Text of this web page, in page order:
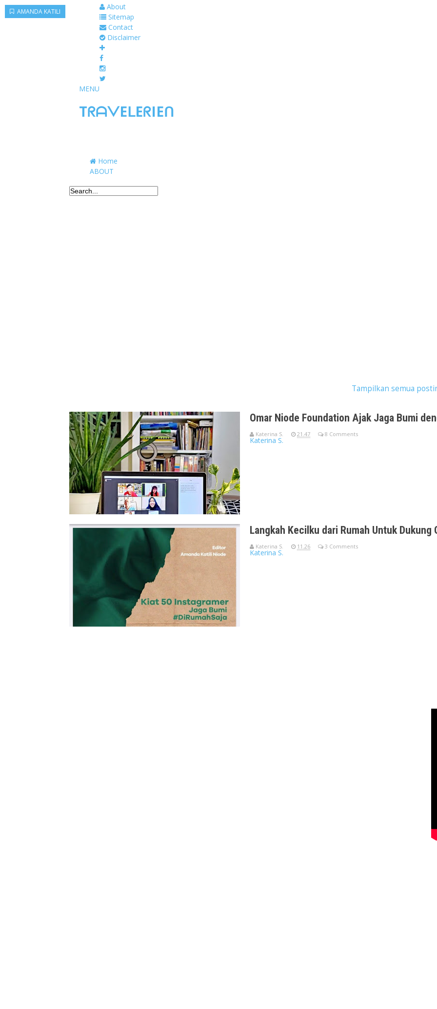
About
Sitemap
Contact
Disclaimer
MENU
TᖇᗩᐯEᒪEᖇIEᑎ
Home
ABOUT
Tampilkan semua
Omar Niode Foundation Ajak Jaga Bumi
AMANDA KATILI
Katerina S. 21.47 8 Comments
Katerina S.
Langkah Kecilku dari Rumah Untuk Dukung
AMANDA KATILI
Katerina S. 11.26 3 Comments
Katerina S.